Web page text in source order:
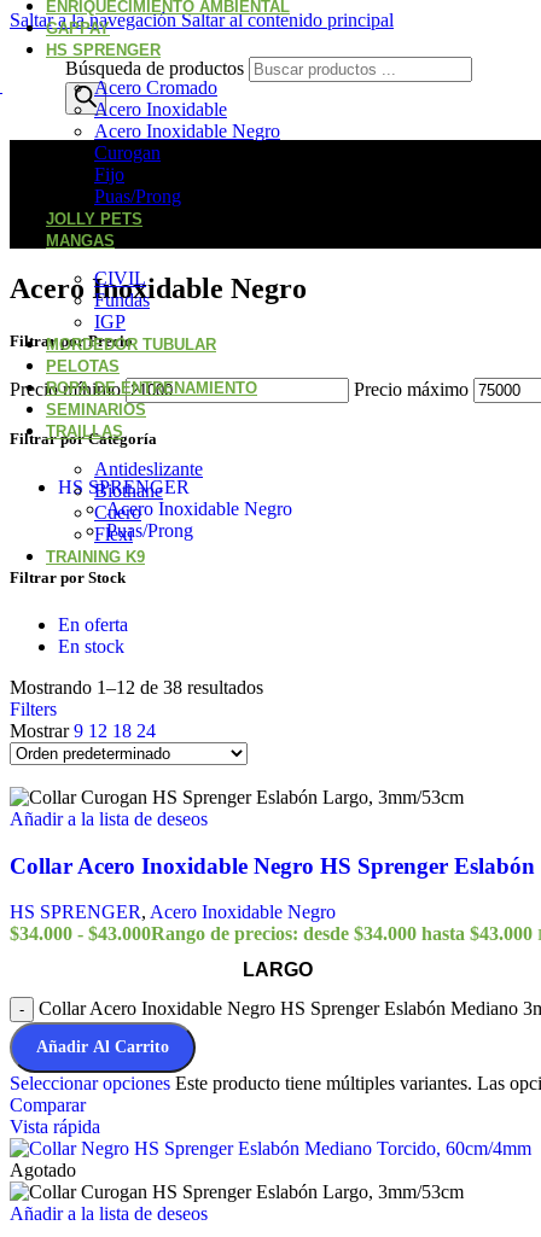
Saltar a la navegaciónSaltar al contenido principal
Búsqueda de productos
ENRIQUECIMIENTO AMBIENTAL
GAPPAY
HS SPRENGER
Acero Cromado
Acero Inoxidable
Acero Inoxidable Negro
Curogan
Fijo
Puas/Prong
JOLLY PETS
MANGAS
CIVIL
Fundas
IGP
MORDEDOR TUBULAR
PELOTAS
ROPA DE ENTRENAMIENTO
SEMINARIOS
TRAILLAS
Antideslizante
Biothane
Cuero
Flexi
TRAINING K9
Acero Inoxidable Negro
Filtrar por Precio
Precio mínimo Precio máximo
Filtrar por Categoría
HS SPRENGER
Acero Inoxidable Negro
Puas/Prong
Filtrar por Stock
En oferta
En stock
Mostrando 1–12 de 38 resultados
Filters
Mostrar9 12 18 24
Añadir a la lista de deseos
Collar Acero Inoxidable Negro HS Sprenger
HS SPRENGER, Acero Inoxidable Negro
$34.000 - $43.000Rango de precios: desde $34.000 hasta $43.000
LARGO
- Collar Acero Inoxidable Negro HS Sprenger Eslabón Mediano
Añadir Al Carrito
Seleccionar opciones Este producto tiene múltiples variantes. Las
Comparar
Vista rápida
Agotado
Añadir a la lista de deseos